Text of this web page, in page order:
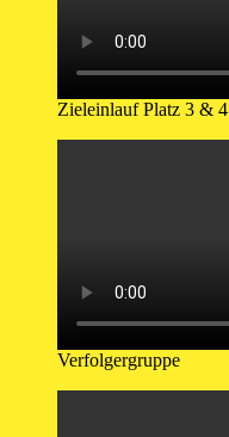
Zieleinlauf Platz 3 & 4
Verfolgergruppe